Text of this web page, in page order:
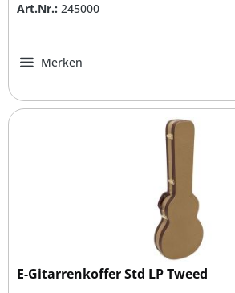
Art.Nr.: 245000
Merken
E-Gitarrenkoffer Std LP Tweed